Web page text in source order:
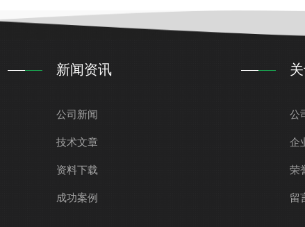
新闻资讯
公司新闻
技术文章
资料下载
成功案例
公
企
荣
留